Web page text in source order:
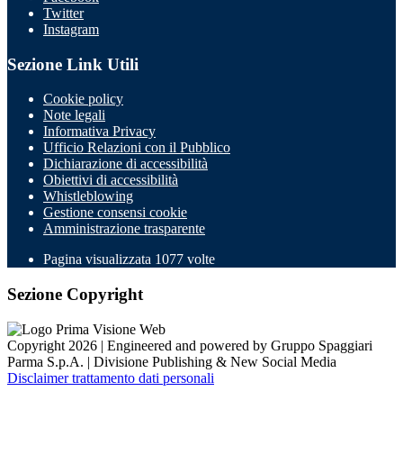
Twitter
Instagram
Sezione Link Utili
Cookie policy
Note legali
Informativa Privacy
Ufficio Relazioni con il Pubblico
Dichiarazione di accessibilità
Obiettivi di accessibilità
Whistleblowing
Gestione consensi cookie
Amministrazione trasparente
Pagina visualizzata 1077 volte
Sezione Copyright
Copyright 2026 | Engineered and powered by Gruppo Spaggiari
Parma S.p.A. | Divisione Publishing & New Social Media
Disclaimer trattamento dati personali